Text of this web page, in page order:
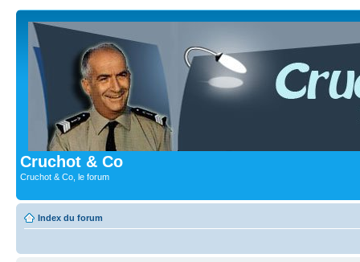
Cruchot & Co
Cruchot & Co, le forum
Index du forum